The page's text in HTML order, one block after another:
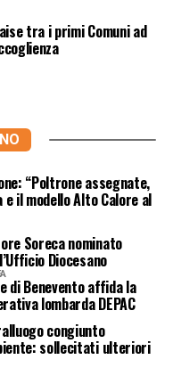
tra i primi Comuni ad
“Poltrone assegnate,
il modello Alto Calore al
Soreca nominato
Diocesano
di Benevento affida la
lombarda DEPAC
congiunto
sollecitati ulteriori